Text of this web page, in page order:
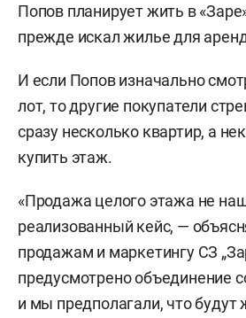
Попов планирует жить в
прежде искал жилье для
И если Попов изначально
лот, то другие покупатели
сразу несколько квартир, а
купить этаж.
«Продажа целого этажа не
реализованный кейс, —
продажам и маркетингу СЗ
предусмотрено объединение
и мы предполагали, что